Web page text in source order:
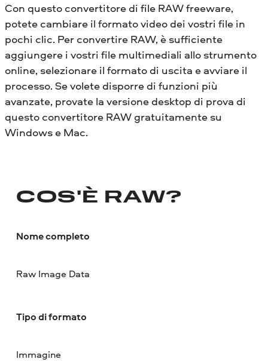
Con questo convertitore di file RAW freeware,
potete cambiare il formato video dei vostri file in
pochi clic. Per convertire RAW, è sufficiente
aggiungere i vostri file multimediali allo strumento
online, selezionare il formato di uscita e avviare il
processo. Se volete disporre di funzioni più
avanzate, provate la versione desktop di prova di
questo convertitore RAW gratuitamente su
Windows e Mac.
COS'È RAW?
Nome completo
Raw Image Data
Tipo di formato
Immagine